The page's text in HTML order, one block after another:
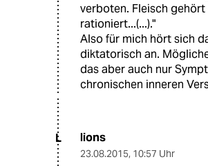
verboten. Fleisch
rationiert...(...)."
Also für mich hört sich
diktatorisch an.
das aber auch nur
chronischen inneren
L lions
23.08.2015, 10:57 Uhr